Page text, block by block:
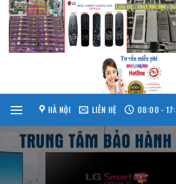
Skip
content
HÀ NỘI LIÊN HỆ 08:00 -